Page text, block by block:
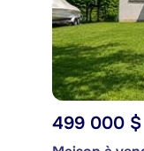
499 000 $